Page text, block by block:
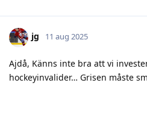
jg 11 aug 2025
Ajdå, Känns inte bra att vi
hockeyinvalider… Grisen måste